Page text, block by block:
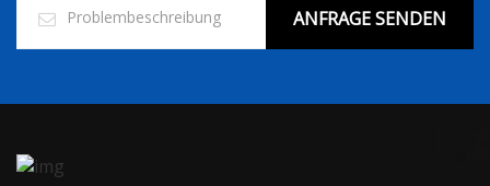
ANFRAGE SENDEN